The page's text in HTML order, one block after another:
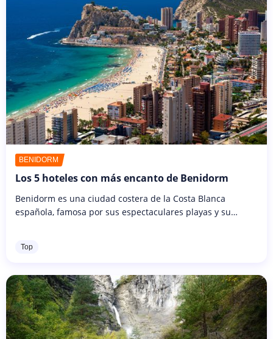
BENIDORM
Los 5 hoteles con más encanto de Benidorm
Benidorm es una ciudad costera de la Costa Blanca
española, famosa por sus espectaculares playas y su
Top